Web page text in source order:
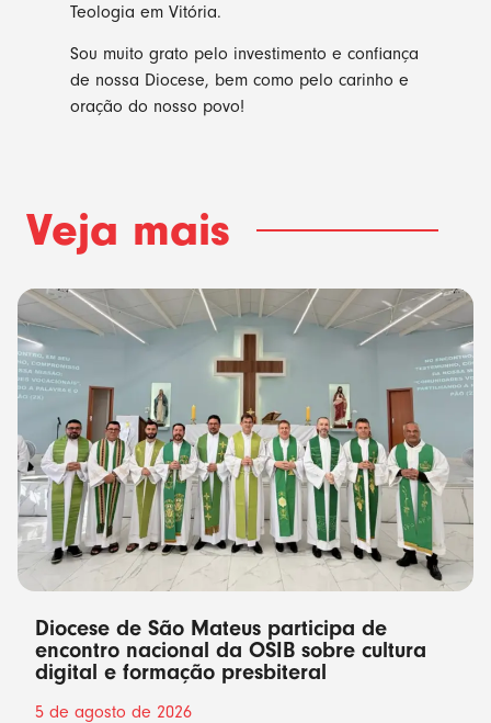
Teologia em Vitória.
Sou muito grato pelo investimento e confiança
de nossa Diocese, bem como pelo carinho e
oração do nosso povo!
Veja mais
Diocese de São Mateus participa de
encontro nacional da OSIB sobre cultura
digital e formação presbiteral
5 de agosto de 2026